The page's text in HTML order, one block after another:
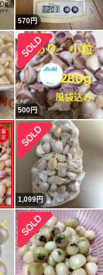
570円
500円
1,099円